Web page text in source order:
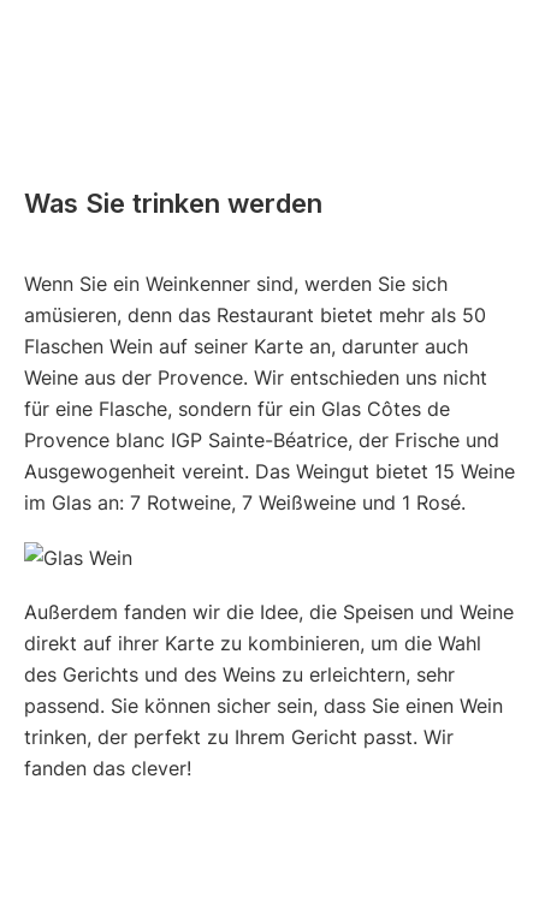
Was Sie trinken werden
Wenn Sie ein Weinkenner sind, werden Sie sich
amüsieren, denn das Restaurant bietet mehr als 50
Flaschen Wein auf seiner Karte an, darunter auch
Weine aus der Provence. Wir entschieden uns nicht
für eine Flasche, sondern für ein Glas Côtes de
Provence blanc IGP Sainte-Béatrice, der Frische und
Ausgewogenheit vereint. Das Weingut bietet 15 Weine
im Glas an: 7 Rotweine, 7 Weißweine und 1 Rosé.
Außerdem fanden wir die Idee, die Speisen und Weine
direkt auf ihrer Karte zu kombinieren, um die Wahl
des Gerichts und des Weins zu erleichtern, sehr
passend. Sie können sicher sein, dass Sie einen Wein
trinken, der perfekt zu Ihrem Gericht passt. Wir
fanden das clever!